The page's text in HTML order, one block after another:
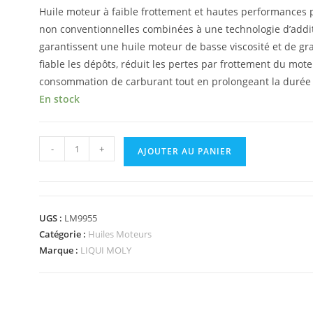
Huile moteur à faible frottement et hautes performances
non conventionnelles combinées à une technologie
garantissent une huile moteur de basse viscosité et de
fiable les dépôts, réduit les pertes par frottement du
consommation de carburant tout en prolongeant la
En stock
- + AJOUTER AU PANIER
UGS : LM9955
Catégorie : Huiles Moteurs
Marque : LIQUI MOLY